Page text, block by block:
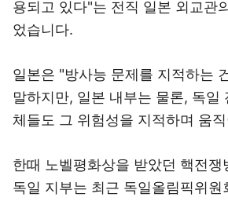
용되고 있다"는 전직 일본 외교관
었습니다.
일본은 "방사능 문제를 지적하는
말하지만, 일본 내부는 물론, 독일
체들도 그 위험성을 지적하며 움
한때 노벨평화상을 받았던 핵전쟁
독일 지부는 최근 독일올림픽위원